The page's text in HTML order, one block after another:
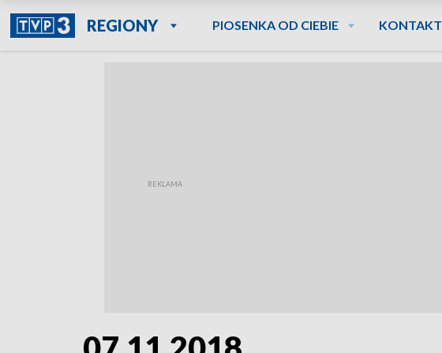
REGIONY PIOSENKA OD CIEBIE KONTAKT